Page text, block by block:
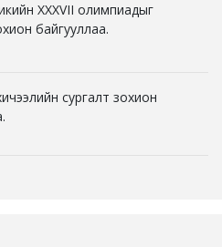
XXXVII олимпиадыг
байгууллаа.
сургалт зохион